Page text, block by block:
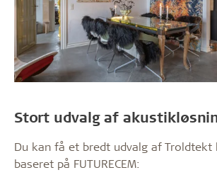
Stort udvalg af
Du kan få et bredt udvalg af Troldtekt
baseret på FUTURECEM: